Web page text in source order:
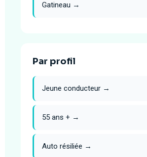
Gatineau →
Par profil
Jeune conducteur →
55 ans + →
Auto résiliée →